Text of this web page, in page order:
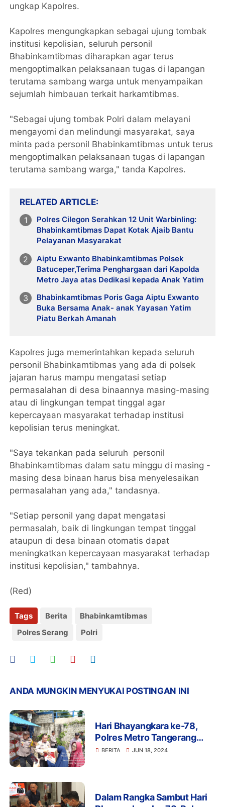
ungkap Kapolres.
Kapolres mengungkapkan sebagai ujung tombak
institusi kepolisian, seluruh personil
Bhabinkamtibmas diharapkan agar terus
mengoptimalkan pelaksanaan tugas di lapangan
terutama sambang warga untuk menyampaikan
sejumlah himbauan terkait harkamtibmas.
"Sebagai ujung tombak Polri dalam melayani
mengayomi dan melindungi masyarakat, saya
minta pada personil Bhabinkamtibmas untuk terus
mengoptimalkan pelaksanaan tugas di lapangan
terutama sambang warga," tanda Kapolres.
RELATED ARTICLE
Polres Cilegon Serahkan 12 Unit Warbinling:
Bhabinkamtibmas Dapat Kotak Ajaib Bantu
Pelayanan Masyarakat
Aiptu Exwanto Bhabinkamtibmas Polsek
Batuceper,Terima Penghargaan dari Kapolda
Metro Jaya atas Dedikasi kepada Anak Yatim
Bhabinkamtibmas Poris Gaga Aiptu Exwanto
Buka Bersama Anak- anak Yayasan Yatim
Piatu Berkah Amanah
Kapolres juga memerintahkan kepada seluruh
personil Bhabinkamtibmas yang ada di polsek
jajaran harus mampu mengatasi setiap
permasalahan di desa binaannya masing-masing
atau di lingkungan tempat tinggal agar
kepercayaan masyarakat terhadap institusi
kepolisian terus meningkat.
"Saya tekankan pada seluruh personil
Bhabinkamtibmas dalam satu minggu di masing -
masing desa binaan harus bisa menyelesaikan
permasalahan yang ada," tandasnya.
"Setiap personil yang dapat mengatasi
permasalah, baik di lingkungan tempat tinggal
ataupun di desa binaan otomatis dapat
meningkatkan kepercayaan masyarakat terhadap
institusi kepolisian," tambahnya.
(Red)
Tags Berita
Bhabinkamtibmas
Polres Serang
Polri
ANDA MUNGKIN MENYUKAI POSTINGAN INI
Hari Bhayangkara ke-78,
Polres Metro Tangerang
Kota Kembali Salurkan
BERITA JUN 18, 2024
Dalam Rangka Sambut Hari